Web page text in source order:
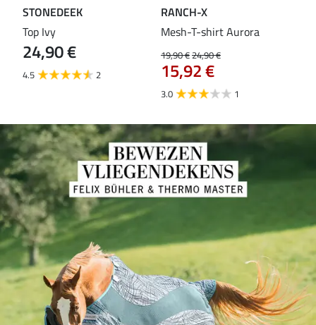
STONEDEEK
Top Ivy
24,90 €
4.5 2
RANCH-X
Mesh-T-shirt Aurora
19,90 €24,90 €
15,92 €
3.0 1